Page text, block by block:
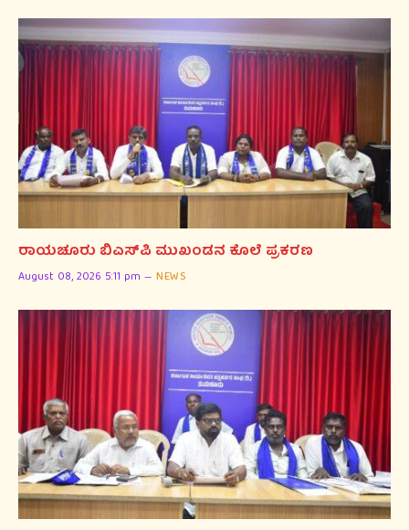
ರಾಯಚೂರು ಬಿಎಸ್‌ಪಿ ಮುಖಂಡನ ಕೊಲೆ ಪ್ರಕರಣ
August 08, 2026 5:11 pm NEWS